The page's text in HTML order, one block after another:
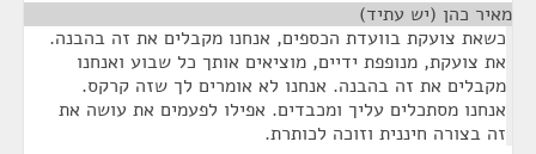
מאיר כהן (יש עתיד)
כשאת צועקת בוועדת הכספים, אנחנו מקבלים את זה בהבנה.
את צועקת, מנופפת ידיים, מוציאים אותך כל שבוע ואנחנו
מקבלים את זה בהבנה. אנחנו לא אומרים לך שזה קרקס.
אנחנו מסתכלים עליך ומכבדים. אפילו לפעמים את עושה את
זה בצורה חיננית וזוכה לכותרת.